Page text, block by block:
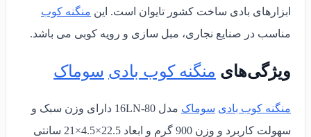
ابزارهای بادی ساخت کشور تایوان است. این منگنه کوب
مناسب در صنایع نجاری، مبل سازی و رویه کوبی می باشد.
ویژگی‌های منگنه کوب بادی سوماک
منگنه کوب بادی سوماک مدل 16LN-80 دارای وزن سبک و
سهولت کاربرد و
وزن 900 گرم و ابعاد 22.5×4.5×21 سانتی